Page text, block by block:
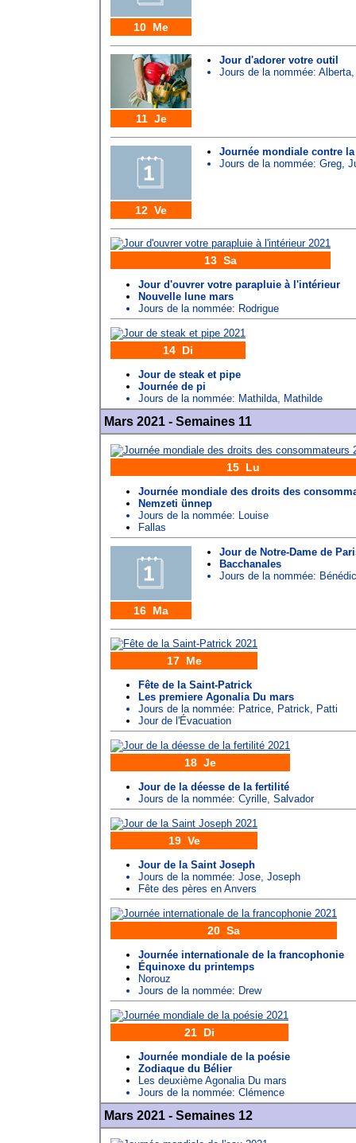
10 Me
11 Je
Jour d'adorer votre outil
Jours de la nommée: Alberta
12 Ve
Journée mondiale contre
Jours de la nommée: Greg,
13 Sa
Jour d'ouvrer votre parapluie à l'intérieur
Nouvelle lune mars
Jours de la nommée: Rodrigue
14 Di
Jour de steak et pipe
Journée de pi
Jours de la nommée: Mathilda, Mathilde
Mars 2021 - Semaines 11
15 Lu
Journée mondiale des droits des
Nemzeti ünnep
Jours de la nommée: Louise
Fallas
16 Ma
Jour de Notre-Dame de
Bacchanales
Jours de la nommée:
17 Me
Fête de la Saint-Patrick
Les premiere Agonalia Du mars
Jours de la nommée: Patrice, Patrick, Patti
Jour de l'Évacuation
18 Je
Jour de la déesse de la fertilité
Jours de la nommée: Cyrille, Salvador
19 Ve
Jour de la Saint Joseph
Jours de la nommée: Jose, Joseph
Fête des pères en Anvers
20 Sa
Journée internationale de la francophonie
Équinoxe du printemps
Norouz
Jours de la nommée: Drew
21 Di
Journée mondiale de la poésie
Zodiaque du Bélier
Les deuxième Agonalia Du mars
Jours de la nommée: Clémence
Mars 2021 - Semaines 12